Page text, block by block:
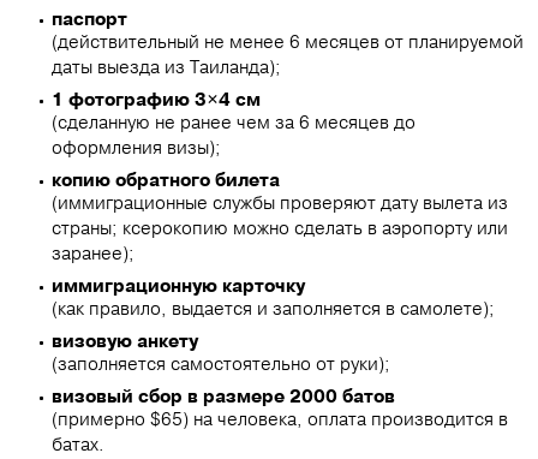
паспорт
(действительный не менее 6 месяцев от планируемой
даты выезда из Таиланда);
1 фотографию 3×4 см
(сделанную не ранее чем за 6 месяцев до
оформления визы);
копию обратного билета
(иммиграционные службы проверяют дату вылета из
страны; ксерокопию можно сделать в аэропорту или
заранее);
иммиграционную карточку
(как правило, выдается и заполняется в самолете);
визовую анкету
(заполняется самостоятельно от руки);
визовый сбор в размере 2000 батов
(примерно $65) на человека, оплата производится в
батах.